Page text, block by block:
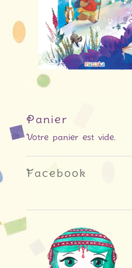
Panier
Votre panier est vide.
Facebook